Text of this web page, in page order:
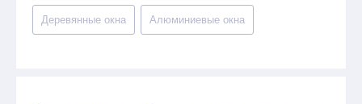
Деревянные окна Алюминиевые окна